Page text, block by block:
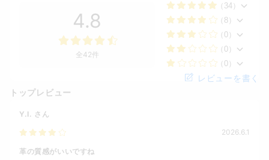
4.8
全42件
（34）
（8）
（0）
（0）
（0）
レビューを書く
トップレビュー
Y.I. さん
2026.6.1
革の質感がいいですね